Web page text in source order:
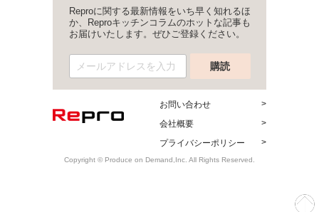
Reproに関する最新情報をいち早く知れるほ
か、Reproキッチンコラムのホットな記事も
お届けいたします。ぜひご登録ください。
お問い合わせ
会社概要
プライバシーポリシー
Copyright © Produce on Demand,Inc. All Rights Reserved.